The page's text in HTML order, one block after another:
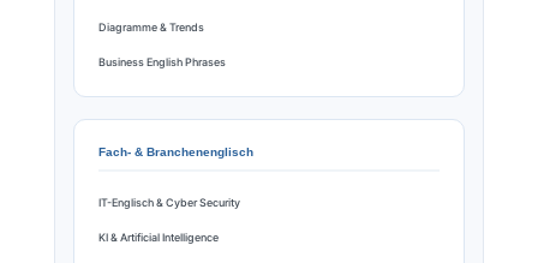
Diagramme & Trends
Business English Phrases
Fach- & Branchenenglisch
IT-Englisch & Cyber Security
KI & Artificial Intelligence